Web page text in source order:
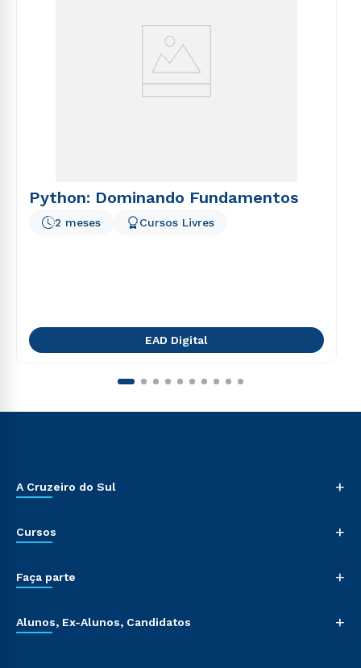
Python: Dominando Fundamentos
2 meses Cursos Livres
EAD Digital
A Cruzeiro do Sul +
Cursos +
Faça parte +
Alunos, Ex-Alunos, Candidatos +